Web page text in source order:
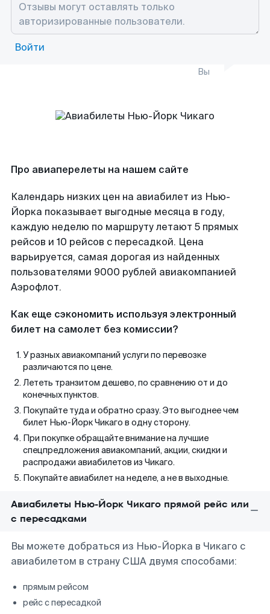
Войти
Вы
Про авиаперелеты на нашем сайте
Календарь низких цен на авиабилет из Нью-
Йорка показывает выгодные месяца в году,
каждую неделю по маршруту летают 5 прямых
рейсов и 10 рейсов с пересадкой. Цена
варьируется, самая дорогая из найденных
пользователями 9000 рублей авиакомпанией
Аэрофлот.
Как еще сэкономить используя электронный
билет на самолет без комиссии?
У разных авиакомпаний услуги по перевозке
различаются по цене.
Лететь транзитом дешево, по сравнению от и до
конечных пунктов.
Покупайте туда и обратно сразу. Это выгоднее чем
билет Нью-Йорк Чикаго в одну сторону.
При покупке обращайте внимание на лучшие
спецпредложения авиакомпаний, акции, скидки и
распродажи авиабилетов из Чикаго.
Покупайте авиабилет на неделе, а не в выходные.
Авиабилеты Нью-Йорк Чикаго прямой рейс или
с пересадками
Вы можете добраться из Нью-Йорка в Чикаго с
авиабилетом в страну США двумя способами:
прямым рейсом
рейс с пересадкой